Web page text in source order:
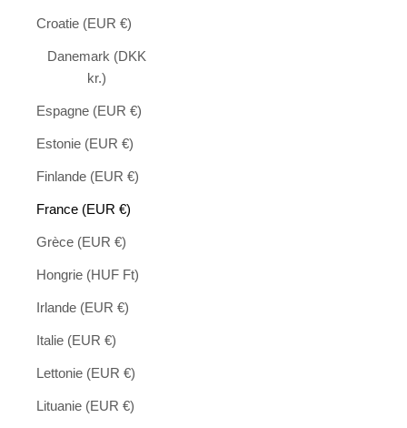
Croatie (EUR €)
Danemark (DKK
kr.)
Espagne (EUR €)
Estonie (EUR €)
Finlande (EUR €)
France (EUR €)
Grèce (EUR €)
Hongrie (HUF Ft)
Irlande (EUR €)
Italie (EUR €)
Lettonie (EUR €)
Lituanie (EUR €)